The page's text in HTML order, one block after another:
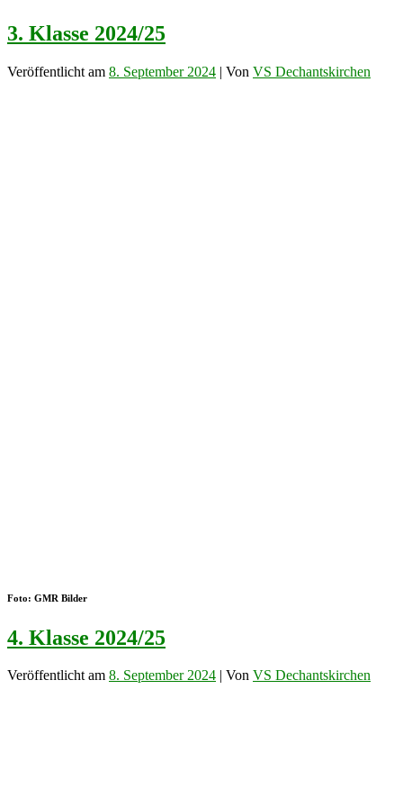
3. Klasse 2024/25
Veröffentlicht am 8. September 2024 | Von VS Dechantskirchen
Foto: GMR Bilder
4. Klasse 2024/25
Veröffentlicht am 8. September 2024 | Von VS Dechantskirchen